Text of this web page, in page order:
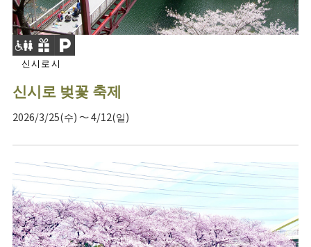
신시로시
신시로 벚꽃 축제
2026/3/25(수) ～ 4/12(일)